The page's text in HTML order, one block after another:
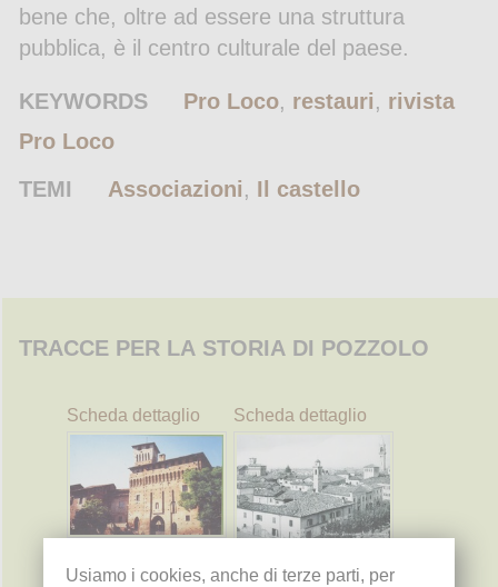
bene che, oltre ad essere una struttura
pubblica, è il centro culturale del paese.
KEYWORDS Pro Loco, restauri, rivista
Pro Loco
TEMI
Associazioni, Il castello
TRACCE PER LA STORIA DI POZZOLO
Scheda dettaglio Scheda dettaglio
Usiamo i cookies, anche di terze parti, per